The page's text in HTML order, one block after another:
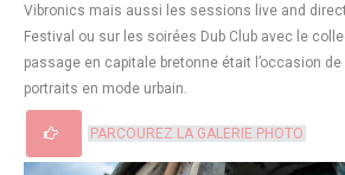
Vibronics mais aussi les sessions live and
Festival ou sur les soirées Dub Club avec le
passage en capitale bretonne était l’occasion
portraits en mode urbain.
PARCOUREZ LA GALERIE PHOTO